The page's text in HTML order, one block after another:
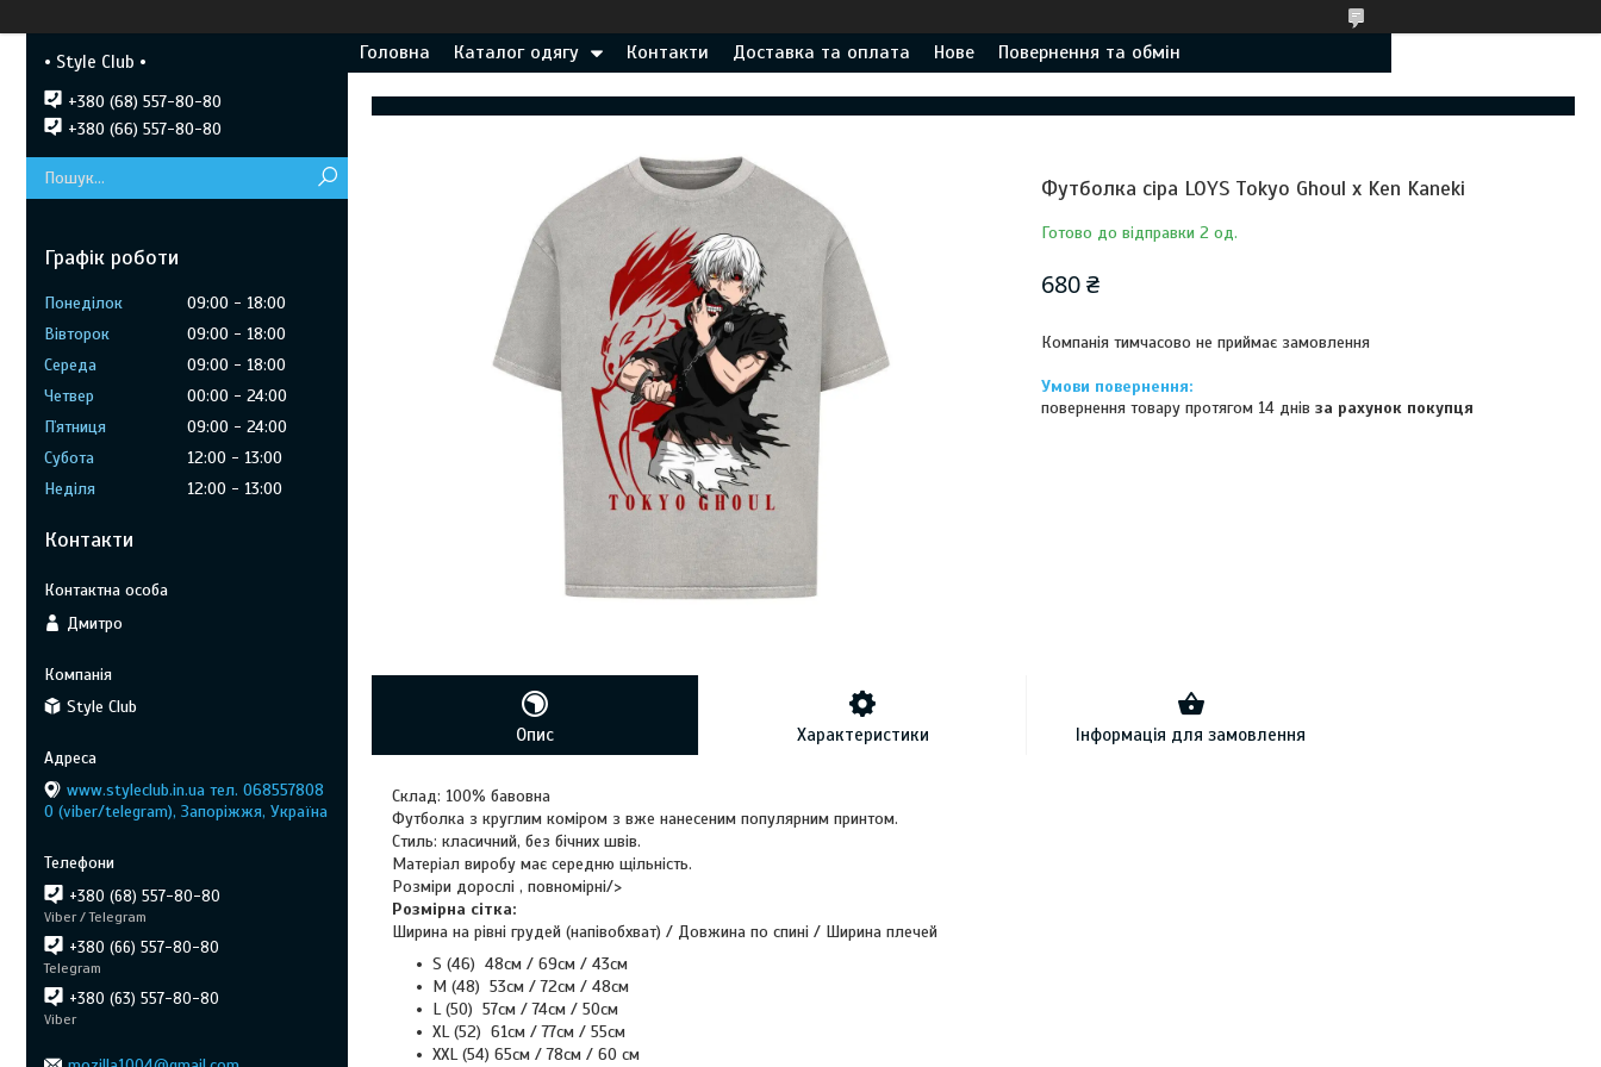
Головна Каталог одягу Контакти Доставка та оплата Нове Повернення та обмін
Футболка сіра LOYS Tokyo Ghoul x Ken Kaneki
Готово до відправки 2 од.
680 ₴
Компанія тимчасово не приймає замовлення
повернення товару протягом 14 днівза рахунок покупця
Опис Характеристики Інформація для замовлення
Склад: 100% бавовна
Футболка з круглим коміром з вже нанесеним популярним принтом.
Стиль: класичний, без бічних швів.
Матеріал виробу має середню щільність.
Розміри дорослі , повномірні/>
Розмірна сітка:
Ширина на рівні грудей (напівобхват) / Довжина по спині / Ширина плечей
S (46) 48cм / 69cм / 43см
M (48) 53см / 72см / 48cм
L (50) 57см / 74см / 50см
ХL (52) 61см / 77см / 55см
ХХL (54) 65см / 78см / 60 см
• Style Club •
+380 (68) 557-80-80
+380 (66) 557-80-80
Графік роботи
Понеділок 09:00
18:00
Вівторок
09:00
18:00
Середа
09:00
18:00
Четвер
00:00
24:00
Пʼятниця
09:00
24:00
Субота
12:00
13:00
Неділя
12:00 13:00
Контакти
Дмитро
Style Club
www.styleclub.in.ua тел. 068557808
0 (viber/telegram), Запоріжжя, Україна
+380 (68) 557-80-80
Viber / Telegram
+380 (66) 557-80-80
Telegram
+380 (63) 557-80-80
Viber